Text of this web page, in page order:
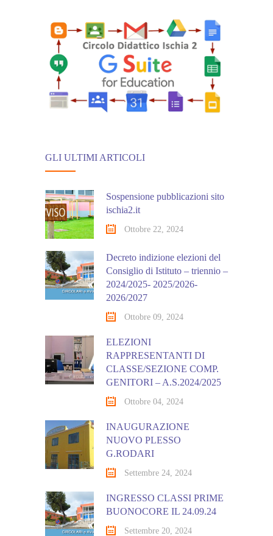
GLI ULTIMI ARTICOLI
Sospensione pubblicazioni sito
ischia2.it
Ottobre 22, 2024
Decreto indizione elezioni del
Consiglio di Istituto – triennio –
2024/2025- 2025/2026-
2026/2027
Ottobre 09, 2024
ELEZIONI
RAPPRESENTANTI DI
CLASSE/SEZIONE COMP.
GENITORI – A.S.2024/2025
Ottobre 04, 2024
INAUGURAZIONE
NUOVO PLESSO
G.RODARI
Settembre 24, 2024
INGRESSO CLASSI PRIME
BUONOCORE IL 24.09.24
Settembre 20, 2024